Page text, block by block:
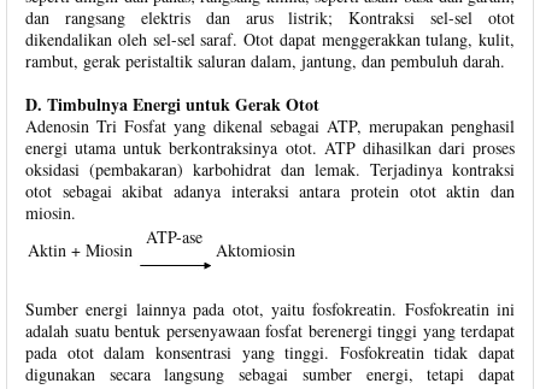
dan rangsang elektris dan arus listrik; Kontraksi sel-sel otot
dikendalikan oleh sel-sel saraf. Otot dapat menggerakkan tulang, kulit,
rambut, gerak peristaltik saluran dalam, jantung, dan pembuluh darah.
D. Timbulnya Energi untuk Gerak Otot
Adenosin Tri Fosfat yang dikenal sebagai ATP, merupakan penghasil
energi utama untuk berkontraksinya otot. ATP dihasilkan dari proses
oksidasi (pembakaran) karbohidrat dan lemak. Terjadinya kontraksi
otot sebagai akibat adanya interaksi antara protein otot aktin dan
miosin.
Aktin + Miosin
ATP-ase
Aktomiosin
Sumber energi lainnya pada otot, yaitu fosfokreatin. Fosfokreatin ini
adalah suatu bentuk persenyawaan fosfat berenergi tinggi yang terdapat
pada otot dalam konsentrasi yang tinggi. Fosfokreatin tidak dapat
digunakan secara langsung sebagai sumber energi, tetapi dapat